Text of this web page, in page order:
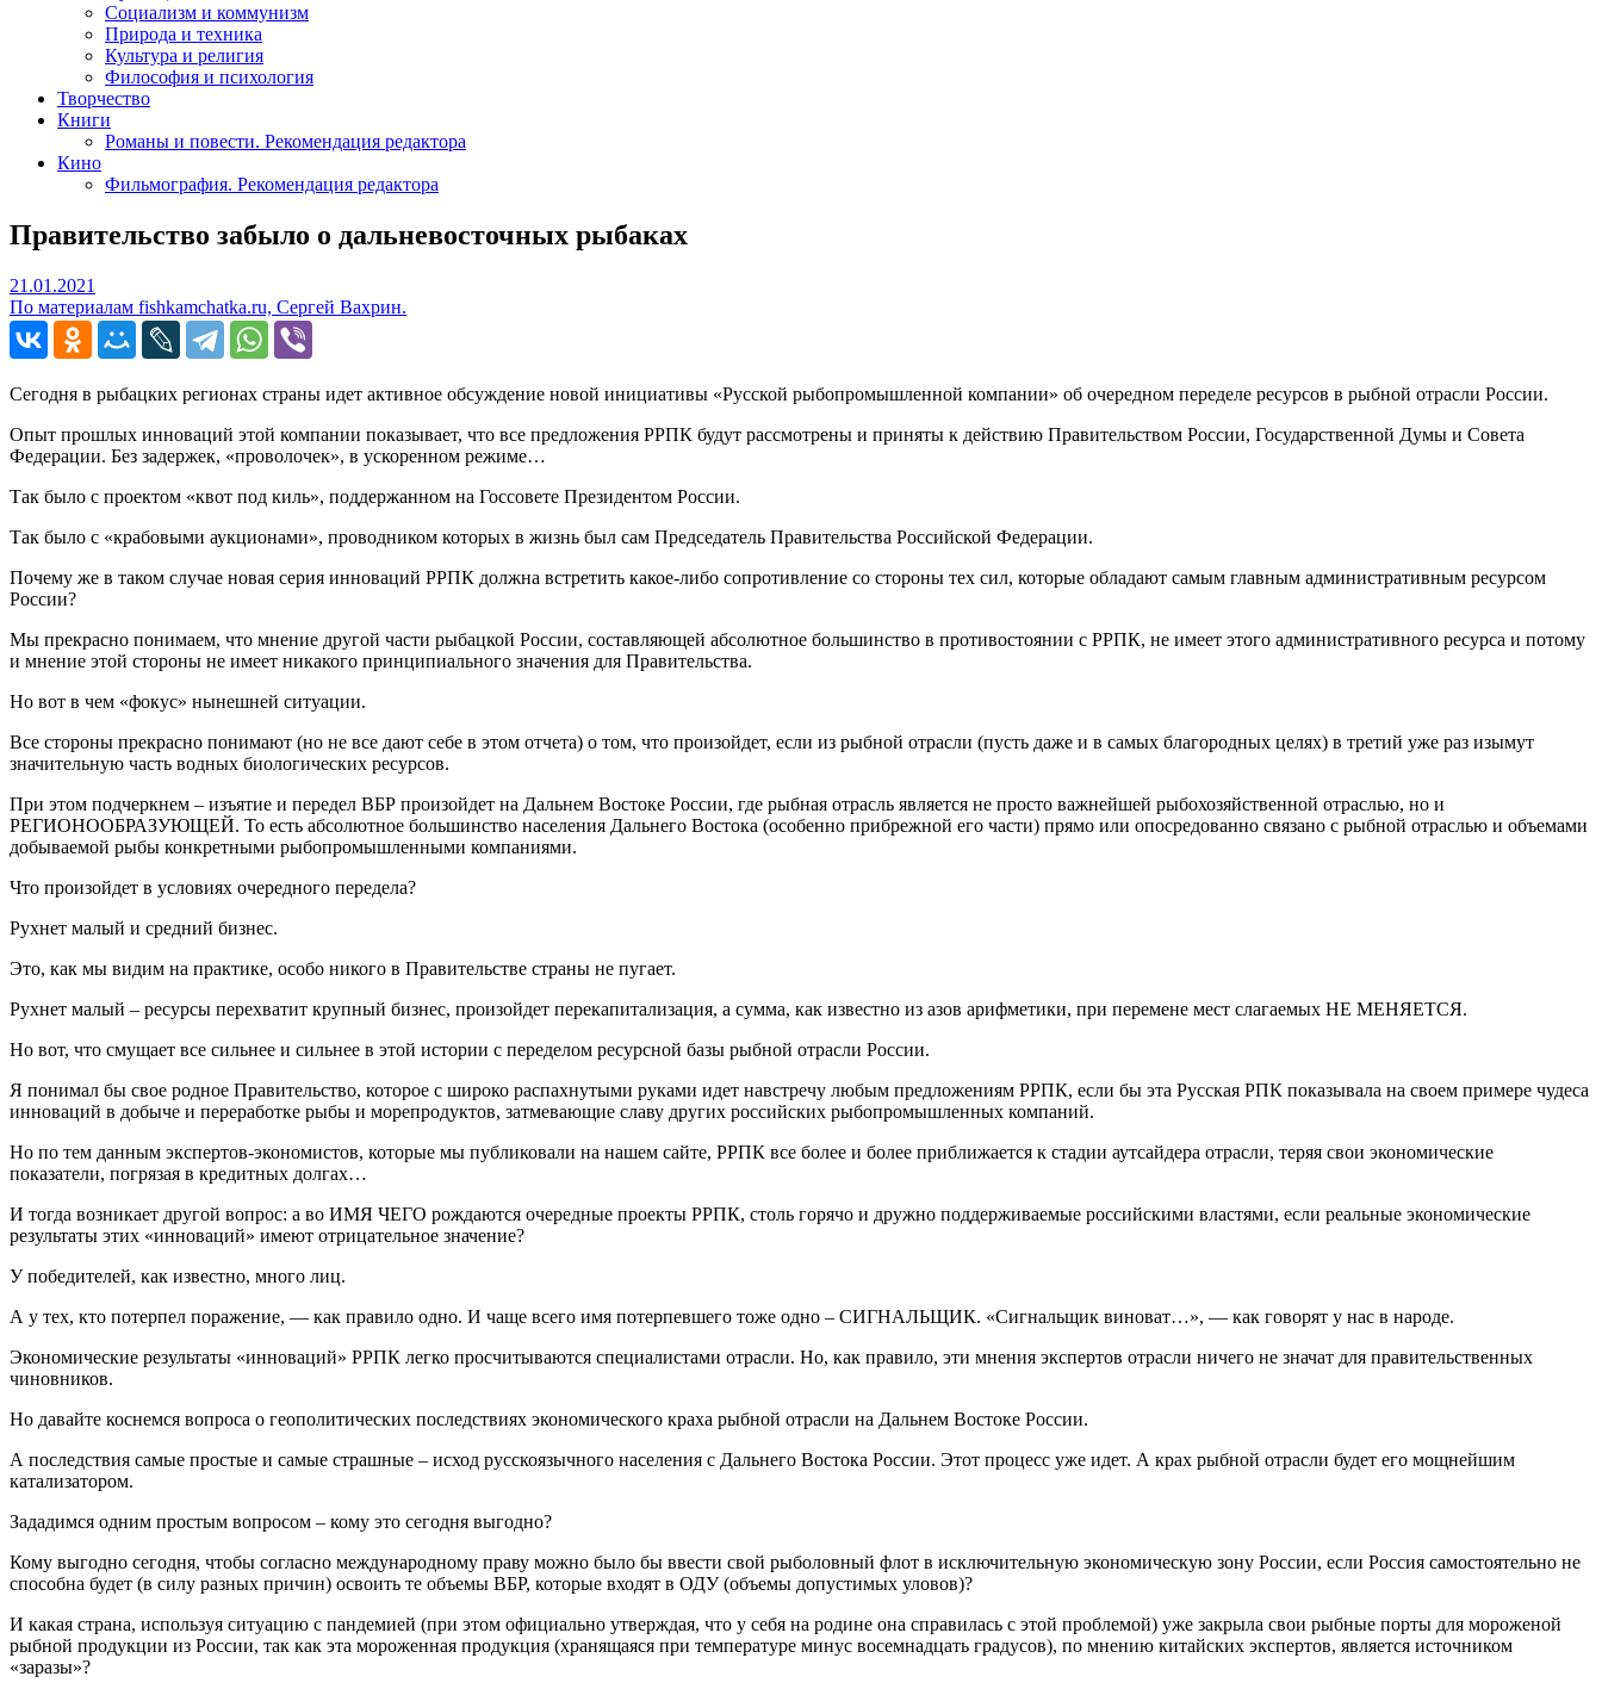
Социализм и коммунизм
Природа и техника
Культура и религия
Философия и психология
Творчество
Книги
Романы и повести. Рекомендация редактора
Кино
Фильмография. Рекомендация редактора
Правительство забыло о дальневосточных рыбаках
21.01.2021
По материалам fishkamchatka.ru, Сергей Вахрин.
Сегодня в рыбацких регионах страны идет активное обсуждение новой инициативы «Русской рыбопромышленной компании» об очередном переделе ресурсов в рыбной отрасли России.
Опыт прошлых инноваций этой компании показывает, что все предложения РРПК будут рассмотрены и приняты к действию Правительством России, Государственной Думы и Совета
Федерации. Без задержек, «проволочек», в ускоренном режиме…
Так было с проектом «квот под киль», поддержанном на Госсовете Президентом России.
Так было с «крабовыми аукционами», проводником которых в жизнь был сам Председатель Правительства Российской Федерации.
Почему же в таком случае новая серия инноваций РРПК должна встретить какое-либо сопротивление со стороны тех сил, которые обладают самым главным административным ресурсом
России?
Мы прекрасно понимаем, что мнение другой части рыбацкой России, составляющей абсолютное большинство в противостоянии с РРПК, не имеет этого административного ресурса и потому
и мнение этой стороны не имеет никакого принципиального значения для Правительства.
Но вот в чем «фокус» нынешней ситуации.
Все стороны прекрасно понимают (но не все дают себе в этом отчета) о том, что произойдет, если из рыбной отрасли (пусть даже и в самых благородных целях) в третий уже раз изымут
значительную часть водных биологических ресурсов.
При этом подчеркнем – изъятие и передел ВБР произойдет на Дальнем Востоке России, где рыбная отрасль является не просто важнейшей рыбохозяйственной отраслью, но и
РЕГИОНООБРАЗУЮЩЕЙ. То есть абсолютное большинство населения Дальнего Востока (особенно прибрежной его части) прямо или опосредованно связано с рыбной отраслью и объемами
добываемой рыбы конкретными рыбопромышленными компаниями.
Что произойдет в условиях очередного передела?
Рухнет малый и средний бизнес.
Это, как мы видим на практике, особо никого в Правительстве страны не пугает.
Рухнет малый – ресурсы перехватит крупный бизнес, произойдет перекапитализация, а сумма, как известно из азов арифметики, при перемене мест слагаемых НЕ МЕНЯЕТСЯ.
Но вот, что смущает все сильнее и сильнее в этой истории с переделом ресурсной базы рыбной отрасли России.
Я понимал бы свое родное Правительство, которое с широко распахнутыми руками идет навстречу любым предложениям РРПК, если бы эта Русская РПК показывала на своем примере чудеса
инноваций в добыче и переработке рыбы и морепродуктов, затмевающие славу других российских рыбопромышленных компаний.
Но по тем данным экспертов-экономистов, которые мы публиковали на нашем сайте, РРПК все более и более приближается к стадии аутсайдера отрасли, теряя свои экономические
показатели, погрязая в кредитных долгах…
И тогда возникает другой вопрос: а во ИМЯ ЧЕГО рождаются очередные проекты РРПК, столь горячо и дружно поддерживаемые российскими властями, если реальные экономические
результаты этих «инноваций» имеют отрицательное значение?
У победителей, как известно, много лиц.
А у тех, кто потерпел поражение, — как правило одно. И чаще всего имя потерпевшего тоже одно – СИГНАЛЬЩИК. «Сигнальщик виноват…», — как говорят у нас в народе.
Экономические результаты «инноваций» РРПК легко просчитываются специалистами отрасли. Но, как правило, эти мнения экспертов отрасли ничего не значат для правительственных
чиновников.
Но давайте коснемся вопроса о геополитических последствиях экономического краха рыбной отрасли на Дальнем Востоке России.
А последствия самые простые и самые страшные – исход русскоязычного населения с Дальнего Востока России. Этот процесс уже идет. А крах рыбной отрасли будет его мощнейшим
катализатором.
Зададимся одним простым вопросом – кому это сегодня выгодно?
Кому выгодно сегодня, чтобы согласно международному праву можно было бы ввести свой рыболовный флот в исключительную экономическую зону России, если Россия самостоятельно не
способна будет (в силу разных причин) освоить те объемы ВБР, которые входят в ОДУ (объемы допустимых уловов)?
И какая страна, используя ситуацию с пандемией (при этом официально утверждая, что у себя на родине она справилась с этой проблемой) уже закрыла свои рыбные порты для мороженой
рыбной продукции из России, так как эта мороженная продукция (хранящаяся при температуре минус восемнадцать градусов), по мнению китайских экспертов, является источником
«заразы»?